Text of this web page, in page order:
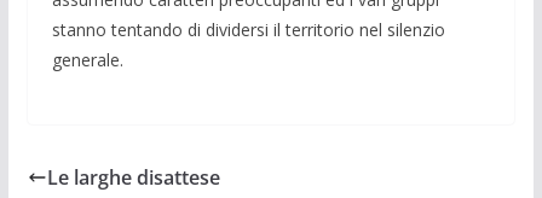
stanno tentando di dividersi il territorio nel silenzio
generale.
Le larghe disattese